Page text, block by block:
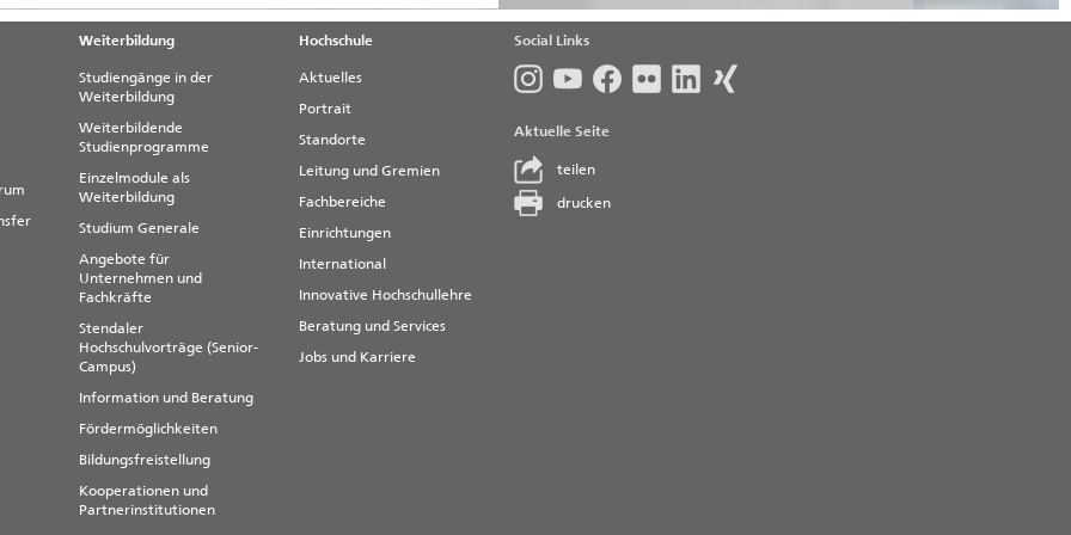
zu WebMailer der Hochschule Magdeburg-Stendal lautet:
Funktionen zur Verfügung. Das sind im einzelnen:
Hochschule sowie auf Ihr eigenes, welches Sie selbst
Nachrichten in entsprechende Ordner
einer Nachricht bekommt eine Mitteilung, dass Sie
Gründen nicht lesen können, z.B. Dienstreise, Urlaub
Nachrichten an eine andere E-Mail-Adresse (für
Adressen)
ist ein Nutzer-Zertifikat notwendig. Informationen zur
sind in unseremWiki unter Nutzer-Zertifikate
Weiterbildung
Studiengänge in der
Weiterbildung
Weiterbildende
Studienprogramme
Einzelmodule als
Weiterbildung
Studium Generale
Angebote für
Unternehmen und
Fachkräfte
Stendaler
Hochschulvorträge (Senior-
Campus)
Information und Beratung
Fördermöglichkeiten
Bildungsfreistellung
Kooperationen und
Partnerinstitutionen
Hochschule
Aktuelles
Portrait
Standorte
Leitung und Gremien
Fachbereiche
Einrichtungen
International
Innovative Hochschullehre
Beratung und Services
Jobs und Karriere
Social Links
Aktuelle Seite
teilen
drucken